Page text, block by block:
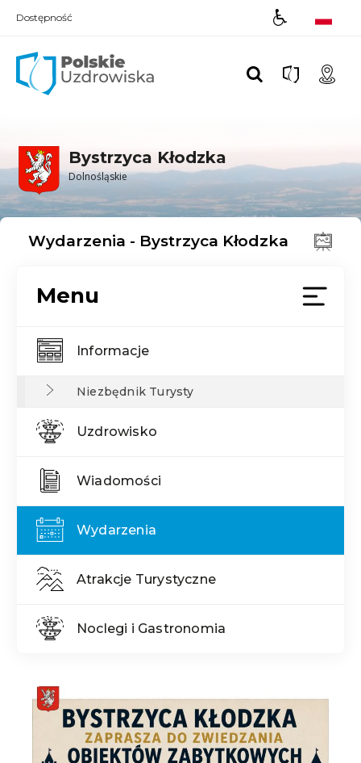
Dostępność
Bystrzyca Kłodzka
Dolnośląskie
Wydarzenia - Bystrzyca Kłodzka
Menu
Informacje
Niezbędnik Turysty
Uzdrowisko
Wiadomości
Wydarzenia
Atrakcje Turystyczne
Noclegi i Gastronomia